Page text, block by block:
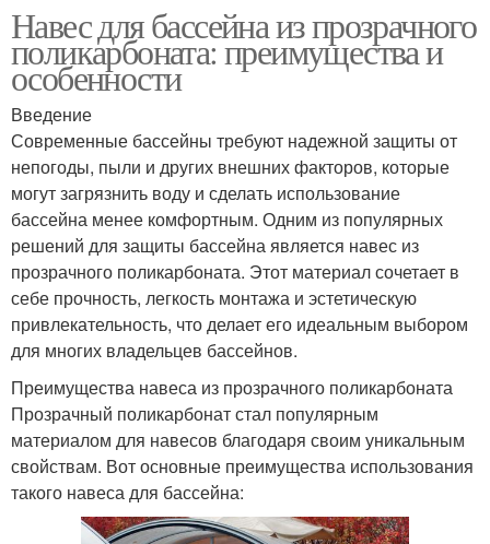
Навес для бассейна из прозрачного
поликарбоната: преимущества и
особенности
Введение
Современные бассейны требуют надежной защиты от
непогоды, пыли и других внешних факторов, которые
могут загрязнить воду и сделать использование
бассейна менее комфортным. Одним из популярных
решений для защиты бассейна является навес из
прозрачного поликарбоната. Этот материал сочетает в
себе прочность, легкость монтажа и эстетическую
привлекательность, что делает его идеальным выбором
для многих владельцев бассейнов.
Преимущества навеса из прозрачного поликарбоната
Прозрачный поликарбонат стал популярным
материалом для навесов благодаря своим уникальным
свойствам. Вот основные преимущества использования
такого навеса для бассейна: